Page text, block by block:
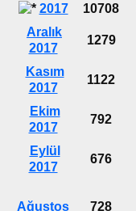
2017 10708
Aralık
2017
1279
Kasım
2017
1122
Ekim
2017
792
Eylül
2017
676
Ağustos
728